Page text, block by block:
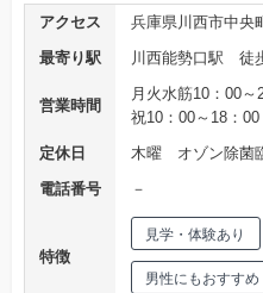
アクセス
兵庫県川西市中央
最寄り駅
川西能勢口駅 徒
営業時間
月火水筋10：00
祝10：00～18：00
定休日
木曜 オゾン除菌
電話番号
－
特徴
見学・体験あり
男性にもおすすめ